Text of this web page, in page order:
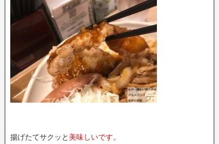
揚げたてサクッと 美味しいです。